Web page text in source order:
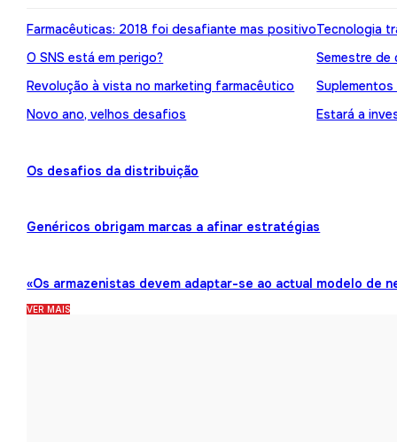
Farmacêuticas: 2018 foi desafiante mas positivo
O SNS está em perigo?
Revolução à vista no marketing farmacêutico
Novo ano, velhos desafios
Tecnologia
Semestre
Estará a
Os desafios da distribuição
Genéricos obrigam marcas a afinar estratégias
«Os armazenistas devem adaptar-se ao actual modelo de
VER MAIS